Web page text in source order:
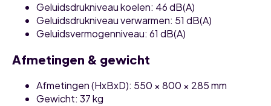
Geluidsdrukniveau koelen: 46 dB(A)
Geluidsdrukniveau verwarmen: 51 dB(A)
Geluidsvermogenniveau: 61 dB(A)
Afmetingen & gewicht
Afmetingen (HxBxD): 550 × 800 × 285 mm
Gewicht: 37 kg